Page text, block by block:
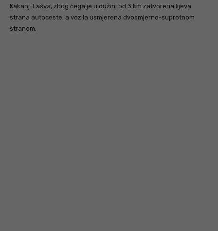
Kakanj-Lašva, zbog čega je u dužini od 3 km zatvorena lijeva
strana autoceste, a vozila usmjerena dvosmjerno-suprotnom
stranom.